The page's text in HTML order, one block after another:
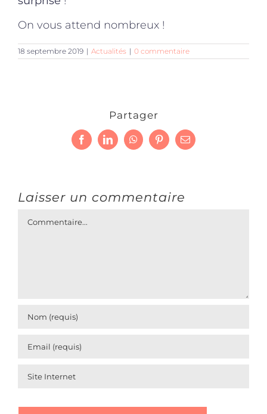
On vous attend nombreux !
18 septembre 2019 | Actualités | 0 commentaire
Partager
FacebookLinkedInWhatsAppPinterestEmail
Laisser un commentaire